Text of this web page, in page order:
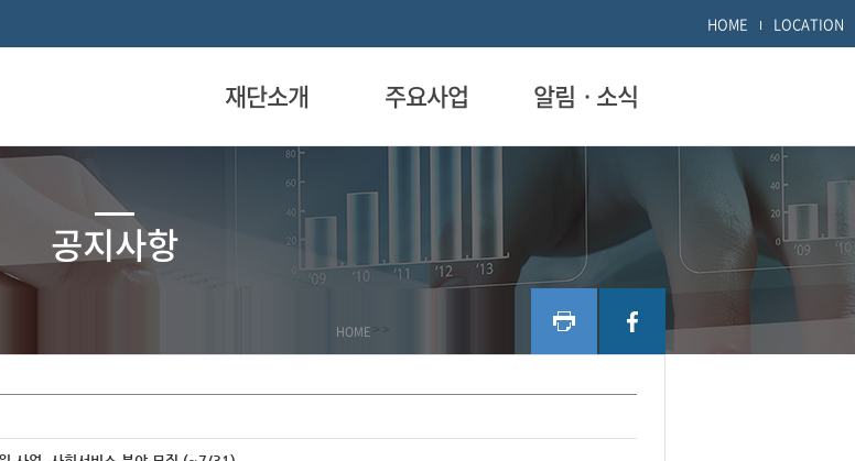
HOME LOCATION
재단소개 주요사업 알림ㆍ소식
공지사항
HOME > >